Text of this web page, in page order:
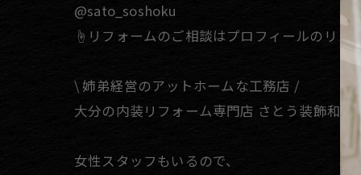
@sato_soshoku
☝️リフォームのご相談はプロフィールのリン
\ 姉弟経営のアットホームな工務店 /
大分の内装リフォーム専門店 さとう装飾和恭
女性スタッフもいるので、